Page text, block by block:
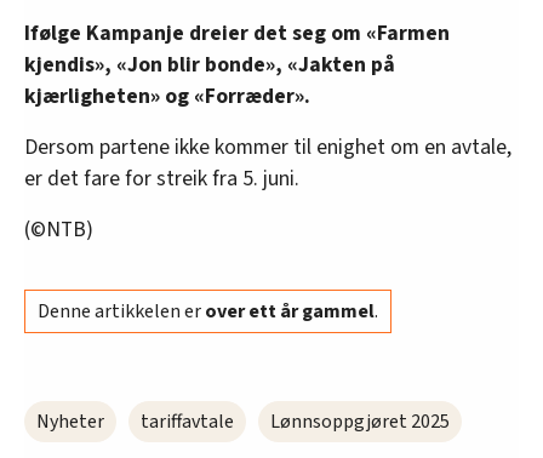
Ifølge Kampanje dreier det seg om «Farmen
kjendis», «Jon blir bonde», «Jakten på
kjærligheten» og «Forræder».
Dersom partene ikke kommer til enighet om en avtale,
er det fare for streik fra 5. juni.
(©NTB)
Denne artikkelen erover ett år gammel.
Nyheter tariffavtale Lønnsoppgjøret 2025